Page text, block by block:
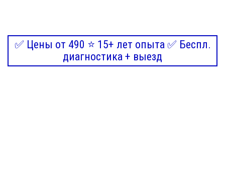
✅ Цены от 490 ⭐ 15+ лет опыта ✅ Беспл.
диагностика + выезд